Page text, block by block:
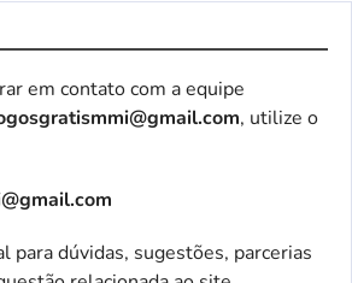
em contato com a equipe
, utilize o
para dúvidas, sugestões, parcerias